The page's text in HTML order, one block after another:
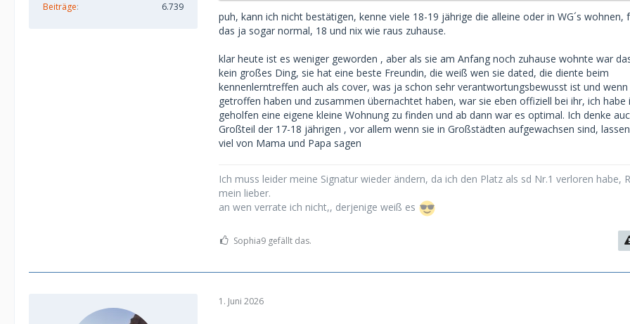
Beiträge
6.739
18jährigen eher schwierig. Auch können sie kaum den ständigen finanziellen
Zufluss rechtfertigen.
Die 18jährige, deren Mutter Sugardating gut findet, die ist mir noch nicht
begegnet.
Ich hatte einige Zeit eine 18jährige gedated. Übernachtungen oder Treffen nach
23 Uhr waren nicht möglich.
puh, kann ich nicht bestätigen, kenne viele 18-19 jährige die alleine oder in WG´s wohnen,
das ja sogar normal, 18 und nix wie raus zuhause.
klar heute ist es weniger geworden , aber als sie am Anfang noch zuhause wohnte war
kein großes Ding, sie hat eine beste Freundin, die weiß wen sie dated, die diente beim
kennenlerntreffen auch als cover, was ja schon sehr verantwortungsbewusst ist und
getroffen haben und zusammen übernachtet haben, war sie eben offiziell bei ihr, ich habe
geholfen eine eigene kleine Wohnung zu finden und ab dann war es optimal. Ich denke
Großteil der 17-18 jährigen , vor allem wenn sie in Großstädten aufgewachsen sind,
viel von Mama und Papa sagen
Ich muss leider meine Signatur wieder ändern, da ich den Platz als sd Nr.1 verloren habe,
mein lieber.
an wen verrate ich nicht,, derjenige weiß es
Sophia9 gefällt das.
1. Juni 2026